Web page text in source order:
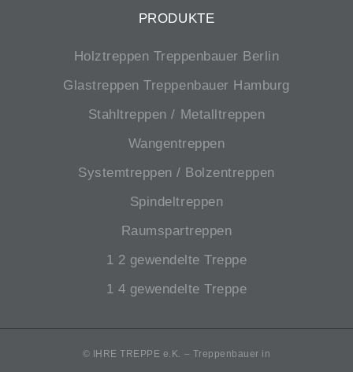
PRODUKTE
Holztreppen Treppenbauer Berlin
Glastreppen Treppenbauer Hamburg
Stahltreppen / Metalltreppen
Wangentreppen
Systemtreppen / Bolzentreppen
Spindeltreppen
Raumspartreppen
1 2 gewendelte Treppe
1 4 gewendelte Treppe
© IHRE TREPPE e.K. – Treppenbauer in